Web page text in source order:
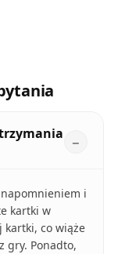
i
kartki w
kartki, co wiąże
gry. Ponadto,